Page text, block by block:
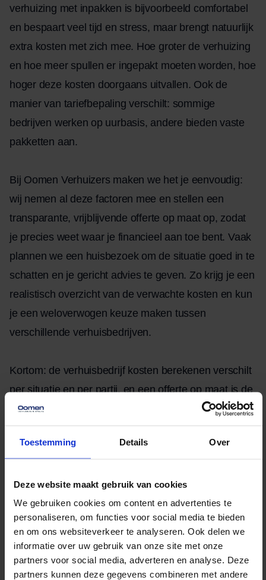
Toestemming Details Over
Deze website maakt gebruik van cookies
We gebruiken cookies om content en advertenties te
personaliseren, om functies voor social media te bieden
en om ons websiteverkeer te analyseren. Ook delen we
informatie over uw gebruik van onze site met onze
partners voor social media, adverteren en analyse. Deze
partners kunnen deze gegevens combineren met andere
verhuizing met inpakken is bijvoorbeeld comfortabel
en bespaart veel tijd en stress, maar brengt natuurlijk
extra kosten met zich mee. Hoe groter de verhuizing
en hoe meer spullen er ingepakt moeten worden, hoe
hoger deze kosten doorgaans uitvallen. Ook de
manier van tariefbepaling verschilt: sommige
bedrijven werken op uurbasis, andere bieden vaste
pakketten aan.
Bij Oomen Verhuizers maken we het je eenvoudig:
wij nemen al deze factoren mee en stellen een
transparante, vrijblijvende offerte op maat op, zodat
je precies weet waar je financieel aan toe bent. Vaak
plannen we een huisbezoek om de situatie goed in te
schatten en je gericht advies te geven. Zo krijg je een
realistisch overzicht van de verwachte kosten en kun
je een weloverwogen keuze maken tussen
verschillende verhuisbedrijven.
Kortom: de verhuisbedrijf kosten berekenen verschilt
per situatie en per partij, en een offerte op maat is de
beste manier om een betrouwbare prijs te krijgen.
De exacte kosten van
een verhuizing weten?
Vraag dan geheel vrijblijvend een offerte aan
ontvang je een transparante prijsopgave op maat,
afgestemd op jouw situatie en weet je precies waar je
financieel aan toe bent.